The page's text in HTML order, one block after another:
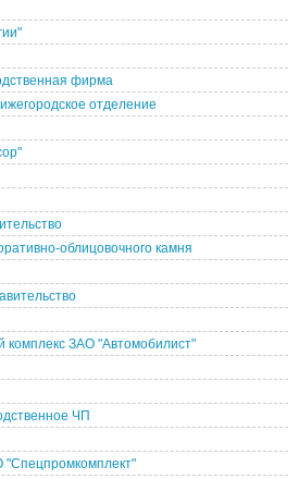
фирма
отделение
облицовочного камня
комплекс ЗАО "Автомобилист"
ЧП
"Спецпромкомплект"